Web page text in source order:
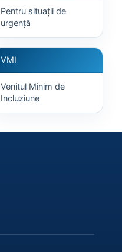
Pentru situații de
urgență
VMI
Venitul Minim de
Incluziune